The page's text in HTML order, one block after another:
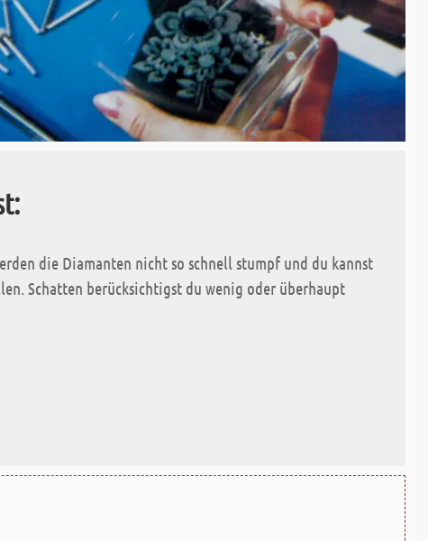
die Diamanten nicht so schnell stumpf und du kannst
Schatten berücksichtigst du wenig oder überhaupt